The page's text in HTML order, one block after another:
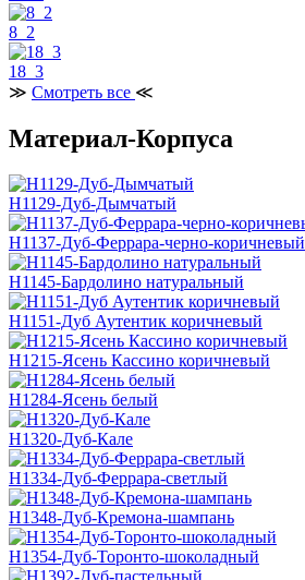
8_2
18_3
≫ Смотреть все ≪
Материал-Корпуса
H1129-Дуб-Дымчатый
H1137-Дуб-Феррара-черно-коричневый
H1145-Бардолино натуральный
H1151-Дуб Аутентик коричневый
H1215-Ясень Кассино коричневый
H1284-Ясень белый
H1320-Дуб-Кале
H1334-Дуб-Феррара-светлый
H1348-Дуб-Кремона-шампань
H1354-Дуб-Торонто-шоколадный